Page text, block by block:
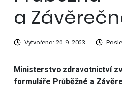
a
Vytvořeno: 20. 9. 2023
Ministerstvo zdravotnictví
formuláře Průběžné a